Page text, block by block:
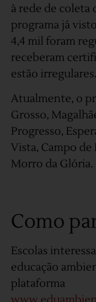
à rede de coleta
programa já
4,4 mil foram
receberam
estão irregulares.
Atualmente, o
Grosso,
Progresso,
Vista, Campo de
Morro da Glória.
Como
Escolas
educação
plataforma